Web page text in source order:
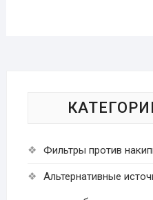
Фильтры против
Альтернативные